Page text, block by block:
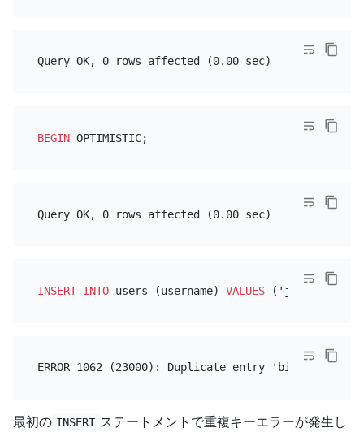
BEGIN
INSERT INTO users (username) VALUES ( 'jane'
最初の INSERT ステートメントで重複キーエラーが発生し